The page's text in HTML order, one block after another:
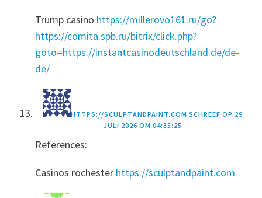
Trump casino https://millerovo161.ru/go?
https://comita.spb.ru/bitrix/click.php?
goto=https://instantcasinodeutschland.de/de-
de/
HTTPS://SCULPTANDPAINT.COM SCHREEF OP 29
JULI 2026 OM 04:35:25
References:
Casinos rochester https://sculptandpaint.com